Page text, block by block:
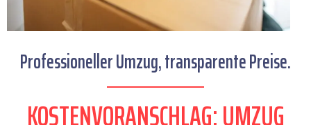
Professioneller Umzug, transparente Preise.